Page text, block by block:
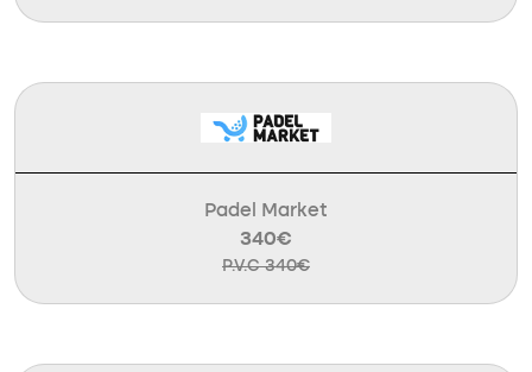
Padel Market
340€
P.V.C 340€